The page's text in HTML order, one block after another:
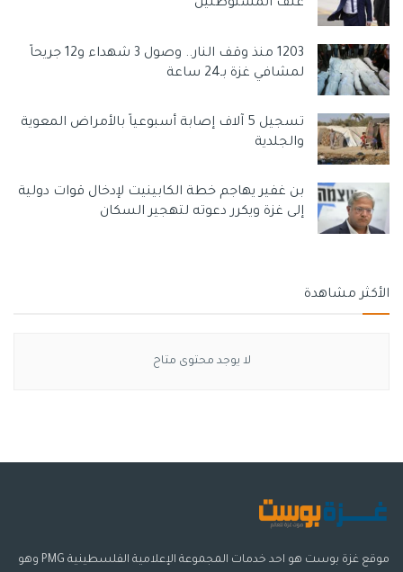
عنف المستوطنين
1203 منذ وقف النار.. وصول 3 شهداء و12 جريحاً
لمشافي غزة بـ24 ساعة
تسجيل 5 آلاف إصابة أسبوعياً بالأمراض المعوية
والجلدية
بن غفير يهاجم خطة الكابينيت لإدخال قوات دولية
إلى غزة ويكرر دعوته لتهجير السكان
الأكثر مشاهدة
لا يوجد محتوى متاح
موقع غزة بوست هو احد خدمات المجموعة الإعلامية الفلسطينية PMG وهو